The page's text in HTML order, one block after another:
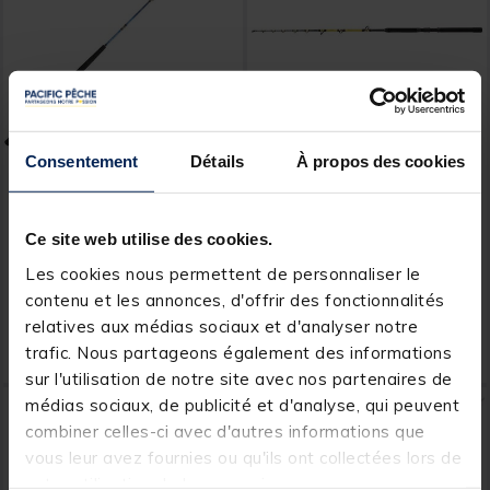
Consentement Détails À propos des cookies
Ce site web utilise des cookies.
Les cookies nous permettent de personnaliser le
contenu et les annonces, d'offrir des fonctionnalités
relatives aux médias sociaux et d'analyser notre
trafic. Nous partageons également des informations
sur l'utilisation de notre site avec nos partenaires de
médias sociaux, de publicité et d'analyse, qui peuvent
combiner celles-ci avec d'autres informations que
vous leur avez fournies ou qu'ils ont collectées lors de
DAIWA
Canne Traine Daiwa
169,00 € Ajouter au panier
Expédition sous 12 jours
SHIMANO
Canne Traine Shimano
1m65
Price reduced from
114,00 €to
85,99 €
Expédition sous 7 jours